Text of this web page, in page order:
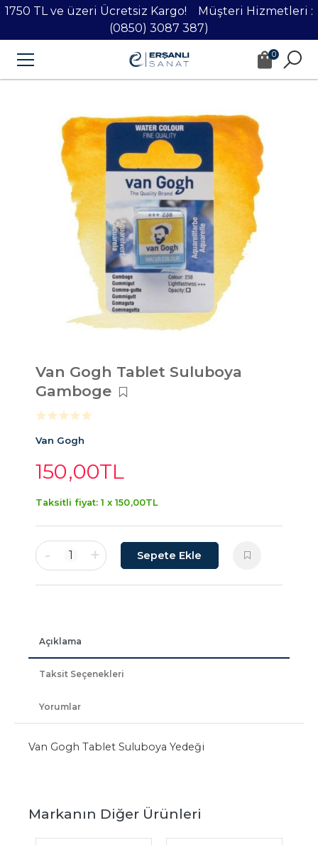
1750 TL ve üzeri Ücretsiz Kargo! Müşteri Hizmetleri :
(0850) 3087 387)
0
Van Gogh Tablet Suluboya
Gamboge
Van Gogh
150,00TL
Taksitli fiyat: 1 x 150,00TL
- 1 + Sepete Ekle
Açıklama
Taksit Seçenekleri
Yorumlar
Van Gogh Tablet Suluboya Yedeği
Markanın Diğer Ürünleri